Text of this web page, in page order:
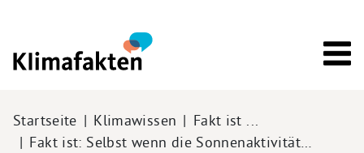
Pfadnavigation
Startseite Klimawissen
Fakt ist ...
Fakt ist: Selbst wenn die Sonnenaktivität…